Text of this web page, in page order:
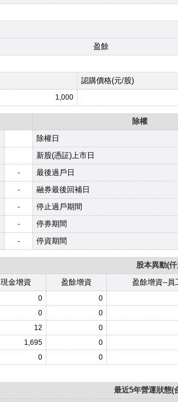
盈餘
認購價格(元/股)
1,000
除權
除權日
新股(憑証)上市日
- 最後過戶日
- 融券最後回補日
- 停止過戶期間
- 停券期間
- 停資期間
股本異動(
現金增資 盈餘增資 盈餘增資--員
0 0
0 0
12 0
1,695 0
0 0
最近5年營運狀態(